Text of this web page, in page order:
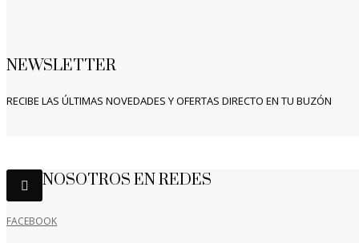
NEWSLETTER
RECIBE LAS ÚLTIMAS NOVEDADES Y OFERTAS DIRECTO EN TU BUZÓN
NOSOTROS EN REDES
FACEBOOK